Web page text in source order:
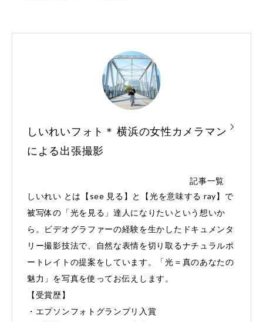
しいれいフォト＊ 横浜の女性カメラマン
による出張撮影
記事一覧
しいれい とは【see 見る】と【光を意味する ray】で
被写体の「光を見る」達人になりたいという想いか
ら。ビデオグラファーの経験を生かしたドキュメンタ
リー撮影技法で、自然な表情を切り取るナチュラルポ
ートレイトの提案をしています。「光＝真のあなたの
魅力」を写真を使ってお伝えします。
【受賞歴】
・エプソンフォトグランプリ入賞